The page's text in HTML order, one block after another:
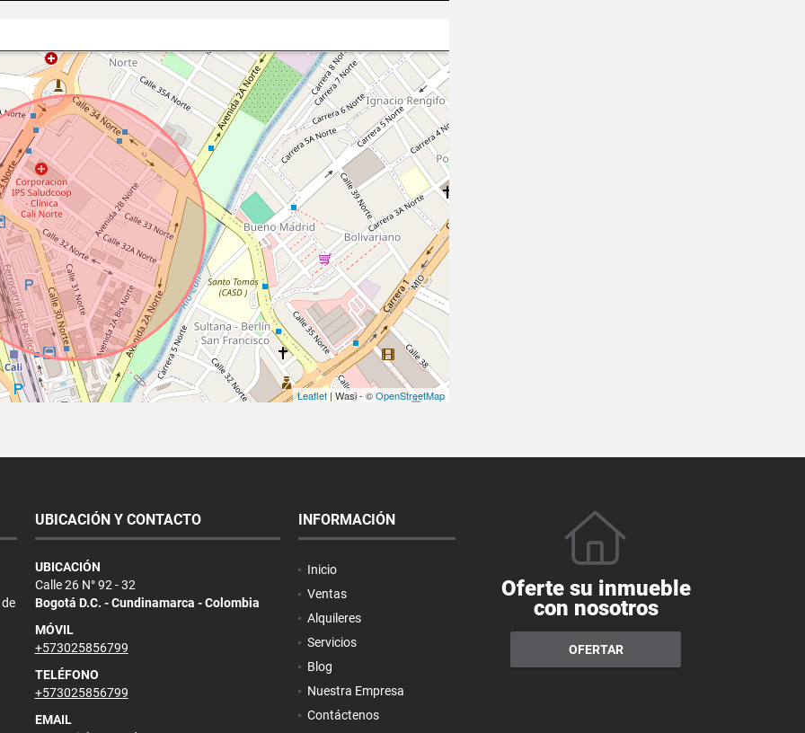
Leaflet| Wasi - ©OpenStreetMap
UBICACIÓN Y CONTACTO
UBICACIÓN
Calle 26 N° 92 - 32
Bogotá D.C. - Cundinamarca - Colombia
MÓVIL
+573025856799
TELÉFONO
+573025856799
EMAIL
INFORMACIÓN
Inicio
Ventas
Alquileres
Servicios
Blog
Nuestra Empresa
Contáctenos
Oferte su inmueble
con nosotros
OFERTAR